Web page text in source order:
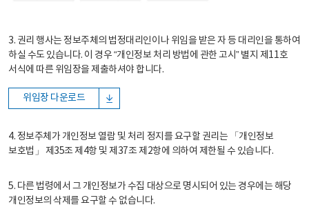
3. 권리 행사는 정보주체의 법정대리인이나 위임을 받은 자 등 대리인을 통하여
하실 수도 있습니다. 이 경우 “개인정보 처리 방법에 관한 고시” 별지 제11호
서식에 따른 위임장을 제출하셔야 합니다.
위임장 다운로드
4. 정보주체가 개인정보 열람 및 처리 정지를 요구할 권리는 「개인정보
보호법」 제35조 제4항 및 제37조 제2항에 의하여 제한될 수 있습니다.
5. 다른 법령에서 그 개인정보가 수집 대상으로 명시되어 있는 경우에는 해당
개인정보의 삭제를 요구할 수 없습니다.